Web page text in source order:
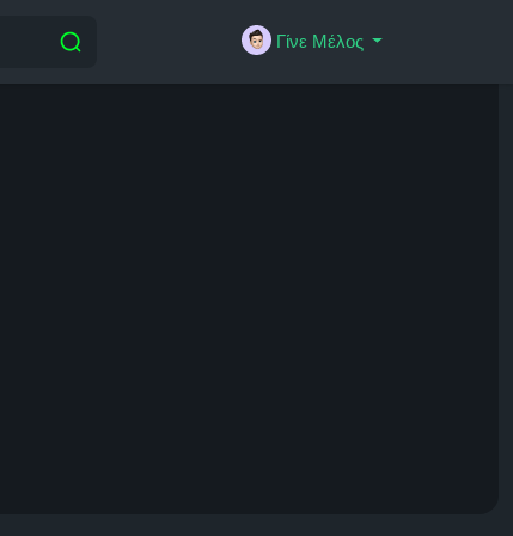
Γίνε Μέλος